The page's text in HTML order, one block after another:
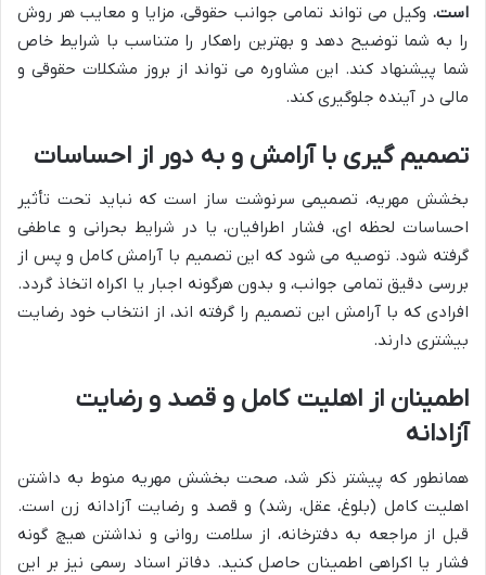
است. وکیل می تواند تمامی جوانب حقوقی، مزایا و معایب هر روش
را به شما توضیح دهد و بهترین راهکار را متناسب با شرایط خاص
شما پیشنهاد کند. این مشاوره می تواند از بروز مشکلات حقوقی و
مالی در آینده جلوگیری کند.
تصمیم گیری با آرامش و به دور از احساسات
بخشش مهریه، تصمیمی سرنوشت ساز است که نباید تحت تأثیر
احساسات لحظه ای، فشار اطرافیان، یا در شرایط بحرانی و عاطفی
گرفته شود. توصیه می شود که این تصمیم با آرامش کامل و پس از
بررسی دقیق تمامی جوانب، و بدون هرگونه اجبار یا اکراه اتخاذ گردد.
افرادی که با آرامش این تصمیم را گرفته اند، از انتخاب خود رضایت
بیشتری دارند.
اطمینان از اهلیت کامل و قصد و رضایت
آزادانه
همانطور که پیشتر ذکر شد، صحت بخشش مهریه منوط به داشتن
اهلیت کامل (بلوغ، عقل، رشد) و قصد و رضایت آزادانه زن است.
قبل از مراجعه به دفترخانه، از سلامت روانی و نداشتن هیچ گونه
فشار یا اکراهی اطمینان حاصل کنید. دفاتر اسناد رسمی نیز بر این